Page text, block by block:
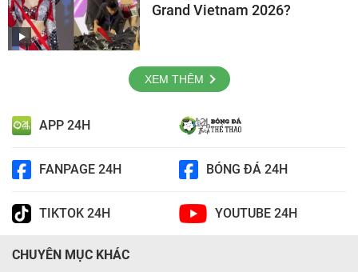
Grand Vietnam 2026?
XEM THÊM
APP 24H
FANPAGE 24H BÓNG ĐÁ 24H
TIKTOK 24H YOUTUBE 24H
CHUYÊN MỤC KHÁC